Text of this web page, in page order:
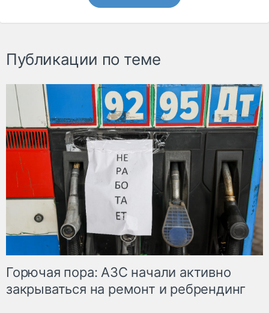
Публикации по теме
Горючая пора: АЗС начали активно
закрываться на ремонт и ребрендинг